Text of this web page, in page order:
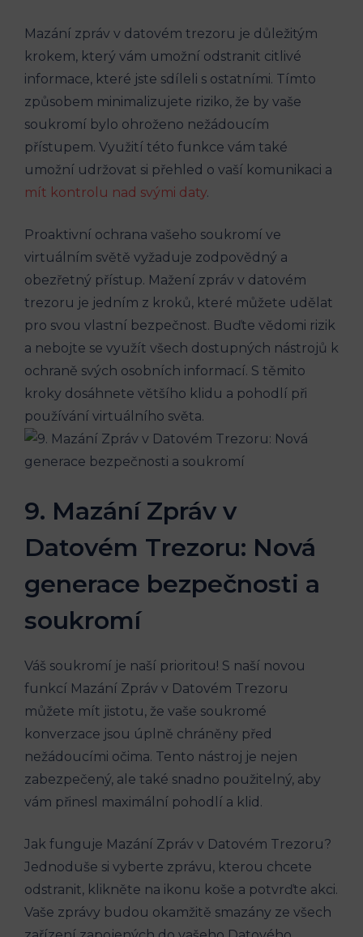
Mazání zpráv v datovém trezoru je důležitým
krokem, který vám umožní odstranit citlivé
informace, které jste sdíleli s ostatními. Tímto
způsobem minimalizujete riziko, že by vaše
soukromí bylo ohroženo nežádoucím
přístupem. Využití této funkce vám také
umožní udržovat si přehled o vaší komunikaci a
mít kontrolu nad svými daty.
Proaktivní ochrana vašeho soukromí ve
virtuálním světě vyžaduje zodpovědný a
obezřetný přístup. Mažení zpráv v datovém
trezoru je jedním z kroků, které můžete udělat
pro svou vlastní bezpečnost. Buďte vědomi rizik
a nebojte se využít všech dostupných nástrojů k
ochraně svých osobních informací. S těmito
kroky dosáhnete většího klidu a pohodlí při
používání virtuálního světa.
9. Mazání Zpráv v
Datovém Trezoru: Nová
generace bezpečnosti a
soukromí
Váš soukromí je naší prioritou! S naší novou
funkcí Mazání Zpráv v Datovém Trezoru
můžete mít jistotu, že vaše soukromé
konverzace jsou úplně chráněny před
nežádoucími očima. Tento nástroj je nejen
zabezpečený, ale také snadno použitelný, aby
vám přinesl maximální pohodlí a klid.
Jak funguje Mazání Zpráv v Datovém Trezoru?
Jednoduše si vyberte zprávu, kterou chcete
odstranit, klikněte na ikonu koše a potvrďte akci.
Vaše zprávy budou okamžitě smazány ze všech